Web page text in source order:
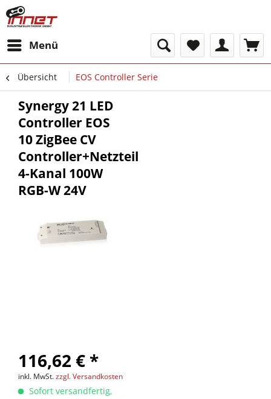
Menü
Übersicht EOS Controller Serie
Synergy 21 LED
Controller EOS
10 ZigBee CV
Controller+Netzteil
4-Kanal 100W
RGB-W 24V
116,62 € *
inkl. MwSt.zzgl. Versandkosten
Sofort versandfertig,